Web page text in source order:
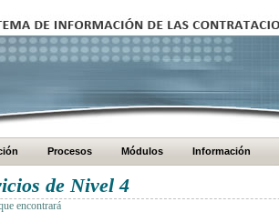
Procesos Módulos Información
de Nivel 4
encontrará